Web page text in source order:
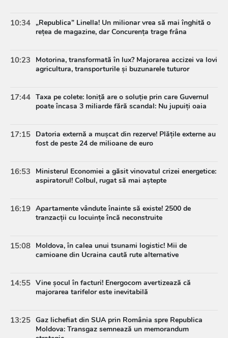
10:34 „Republica” Linella! Un milionar vrea să mai înghită o
rețea de magazine, dar Concurența trage frâna
10:23
Motorina, transformată în lux? Majorarea accizei va lovi
agricultura, transporturile și buzunarele tuturor
17:44 Taxa pe colete: Ioniță are o soluție prin care Guvernul
poate încasa 3 miliarde fără scandal: Nu jupuiți oaia
17:15 Datoria externă a mușcat din rezerve! Plățile externe au
fost de peste 24 de milioane de euro
16:53
Ministerul Economiei a găsit vinovatul crizei energetice:
aspiratorul! Colbul, rugat să mai aștepte
16:19 Apartamente vândute înainte să existe! 2500 de
tranzacții cu locuințe încă neconstruite
15:08 Moldova, în calea unui tsunami logistic! Mii de
camioane din Ucraina caută rute alternative
14:55 Vine șocul în facturi! Energocom avertizează că
majorarea tarifelor este inevitabilă
13:25 Gaz lichefiat din SUA prin România spre Republica
Moldova: Transgaz semnează un memorandum